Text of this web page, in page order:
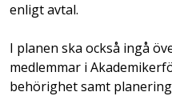
enligt avtal.
I planen ska också ingå
medlemmar i
behörighet samt